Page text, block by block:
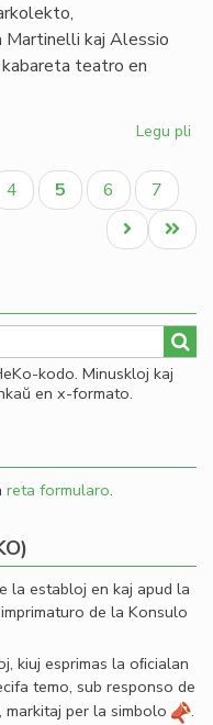
Martinelli kaj Alessio
teatro en
Legu pli
de
Paĝo
4
Aktuala
paĝo
5 Paĝo
6 Paĝo
7
Last
page
Next
page
kodo. Minuskloj kaj
en x-formato.
reta formularo.
la establoj en kaj apud la
de la Konsulo
kiuj esprimas la oﬁcialan
temo, sub responso de
per la simbolo
.